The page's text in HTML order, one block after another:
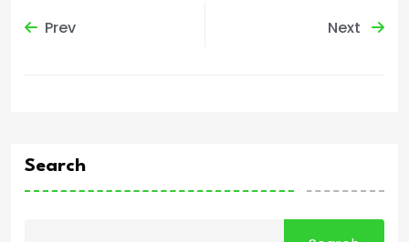
Prev Next
Search